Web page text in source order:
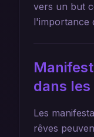
vers un but
l'importance
dans les
Les
rêves